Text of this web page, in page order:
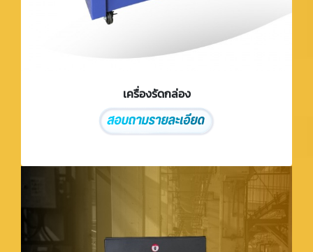
เครื่องรัดกล่อง